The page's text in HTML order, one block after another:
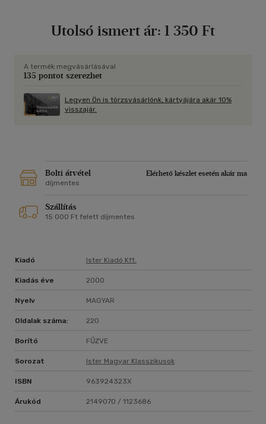
novelláit olvashatjuk.
Utolsó ismert ár: 1 350 Ft
A termék megvásárlásával
135 pontot szerezhet
Legyen Ön is törzsvásárlónk, kártyájára akár 10%
visszajár.
Bolti átvétel
Elérhető készlet esetén akár ma
díjmentes
Szállítás
15 000 Ft felett díjmentes
Kiadó Ister Kiadó Kft.
Kiadás éve 2000
Nyelv MAGYAR
Oldalak száma: 220
Borító FŰZVE
Sorozat Ister Magyar Klasszikusok
ISBN 963924323X
Árukód 2149070 / 1123686